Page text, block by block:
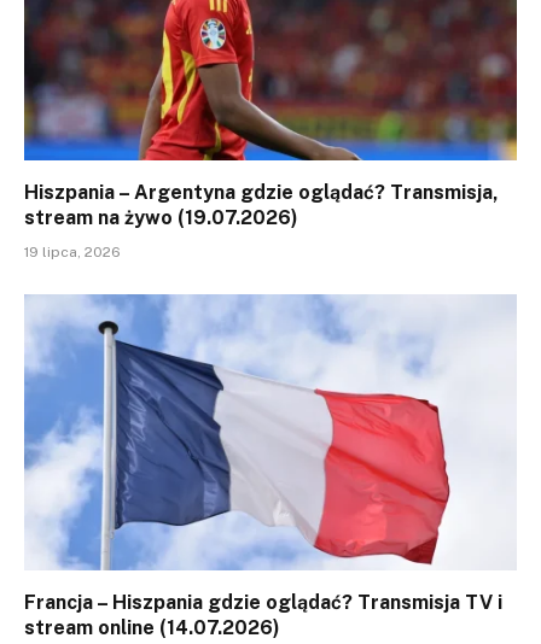
Hiszpania – Argentyna gdzie oglądać? Transmisja,
stream na żywo (19.07.2026)
19 lipca, 2026
Francja – Hiszpania gdzie oglądać? Transmisja TV i
stream online (14.07.2026)